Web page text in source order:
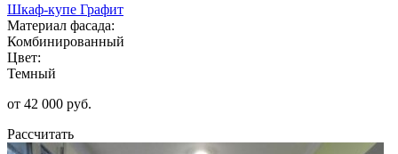
Шкаф-купе Графит
Материал фасада:
Комбинированный
Цвет:
Темный
от 42 000 руб.
Рассчитать